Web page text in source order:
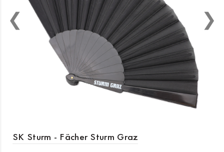
SK Sturm - Fächer Sturm Graz